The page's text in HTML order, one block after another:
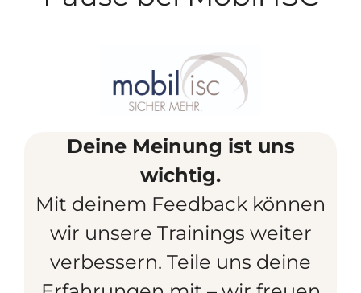
Deine Meinung ist uns
wichtig.
Mit deinem Feedback können
wir unsere Trainings weiter
verbessern. Teile uns deine